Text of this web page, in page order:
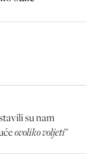
su nam
ovoliko voljeti"